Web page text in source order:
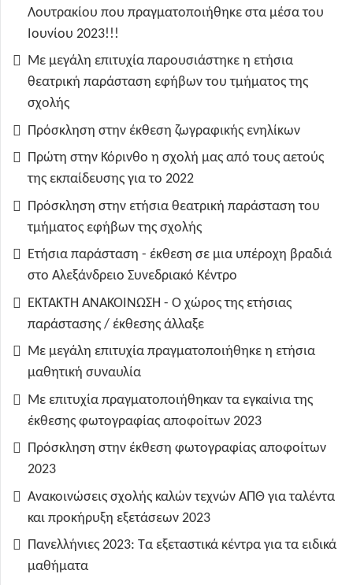
Λουτρακίου που πραγματοποιήθηκε στα μέσα του
Ιουνίου 2023!!!
Με μεγάλη επιτυχία παρουσιάστηκε η ετήσια
θεατρική παράσταση εφήβων του τμήματος της
σχολής
Πρόσκληση στην έκθεση ζωγραφικής ενηλίκων
Πρώτη στην Κόρινθο η σχολή μας από τους αετούς
της εκπαίδευσης για το 2022
Πρόσκληση στην ετήσια θεατρική παράσταση του
τμήματος εφήβων της σχολής
Ετήσια παράσταση - έκθεση σε μια υπέροχη βραδιά
στο Αλεξάνδρειο Συνεδριακό Κέντρο
ΕΚΤΑΚΤΗ ΑΝΑΚΟΙΝΩΣΗ - Ο χώρος της ετήσιας
παράστασης / έκθεσης άλλαξε
Με μεγάλη επιτυχία πραγματοποιήθηκε η ετήσια
μαθητική συναυλία
Με επιτυχία πραγματοποιήθηκαν τα εγκαίνια της
έκθεσης φωτογραφίας αποφοίτων 2023
Πρόσκληση στην έκθεση φωτογραφίας αποφοίτων
2023
Ανακοινώσεις σχολής καλών τεχνών ΑΠΘ για ταλέντα
και προκήρυξη εξετάσεων 2023
Πανελλήνιες 2023: Τα εξεταστικά κέντρα για τα ειδικά
μαθήματα